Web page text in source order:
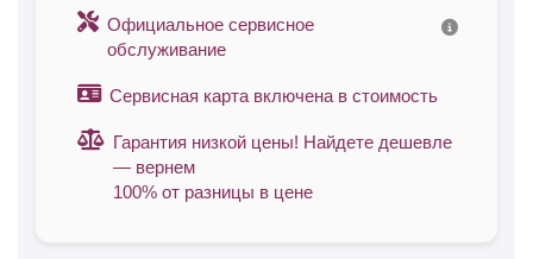
Официальное сервисное
обслуживание
Сервисная карта включена в стоимость
Гарантия низкой цены! Найдете дешевле
— вернем
100% от разницы в цене